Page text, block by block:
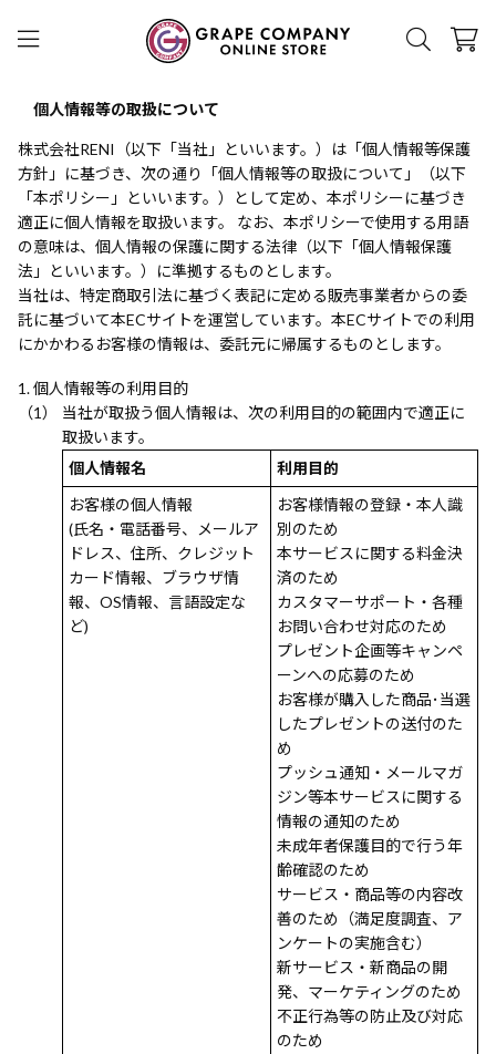
個人情報等の取扱について
株式会社RENI（以下「当社」といいます。）は「個人情報等保護
方針」に基づき、次の通り「個人情報等の取扱について」（以下
「本ポリシー」といいます。）として定め、本ポリシーに基づき
適正に個人情報を取扱います。 なお、本ポリシーで使用する用語
の意味は、個人情報の保護に関する法律（以下「個人情報保護
法」といいます。）に準拠するものとします。
当社は、特定商取引法に基づく表記に定める販売事業者からの委
託に基づいて本ECサイトを運営しています。本ECサイトでの利用
にかかわるお客様の情報は、委託元に帰属するものとします。
個人情報等の利用目的
当社が取扱う個人情報は、次の利用目的の範囲内で適正に
取扱います。
個人情報名
利用目的
お客様の個人情報
(氏名・電話番号、メールア
ドレス、住所、クレジット
カード情報、ブラウザ情
報、OS情報、言語設定な
ど)
お客様情報の登録・本人識
別のため
本サービスに関する料金決
済のため
カスタマーサポート・各種
お問い合わせ対応のため
プレゼント企画等キャンペ
ーンへの応募のため
お客様が購入した商品･当選
したプレゼントの送付のた
め
プッシュ通知・メールマガ
ジン等本サービスに関する
情報の通知のため
未成年者保護目的で行う年
齢確認のため
サービス・商品等の内容改
善のため（満足度調査、ア
ンケートの実施含む）
新サービス・新商品の開
発、マーケティングのため
不正行為等の防止及び対応
のため